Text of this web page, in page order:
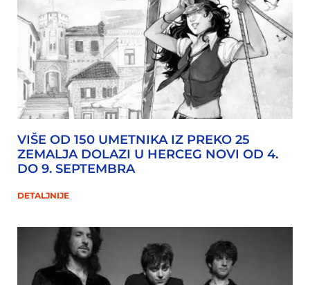
VIŠE OD 150 UMETNIKA IZ PREKO 25
ZEMALJA DOLAZI U HERCEG NOVI OD 4.
DO 9. SEPTEMBRA
DETALJNIJE